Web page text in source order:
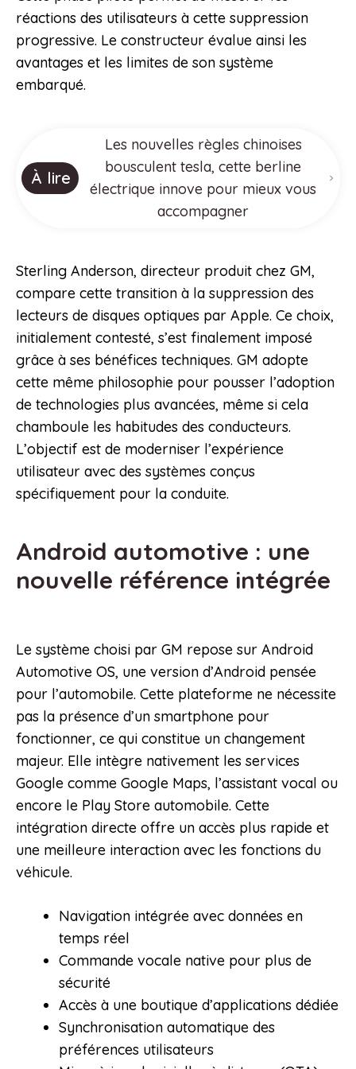
réactions des utilisateurs à cette suppression
progressive. Le constructeur évalue ainsi les
avantages et les limites de son système
embarqué.
À lire
Les nouvelles règles chinoises
bousculent tesla, cette berline
électrique innove pour mieux vous
accompagner
Sterling Anderson, directeur produit chez GM,
compare cette transition à la suppression des
lecteurs de disques optiques par Apple. Ce choix,
initialement contesté, s’est finalement imposé
grâce à ses bénéfices techniques. GM adopte
cette même philosophie pour pousser l’adoption
de technologies plus avancées, même si cela
chamboule les habitudes des conducteurs.
L’objectif est de moderniser l’expérience
utilisateur avec des systèmes conçus
spécifiquement pour la conduite.
Android automotive : une
nouvelle référence intégrée
Le système choisi par GM repose sur Android
Automotive OS, une version d’Android pensée
pour l’automobile. Cette plateforme ne nécessite
pas la présence d’un smartphone pour
fonctionner, ce qui constitue un changement
majeur. Elle intègre nativement les services
Google comme Google Maps, l’assistant vocal ou
encore le Play Store automobile. Cette
intégration directe offre un accès plus rapide et
une meilleure interaction avec les fonctions du
véhicule.
Navigation intégrée avec données en
temps réel
Commande vocale native pour plus de
sécurité
Accès à une boutique d’applications dédiée
Synchronisation automatique des
préférences utilisateurs